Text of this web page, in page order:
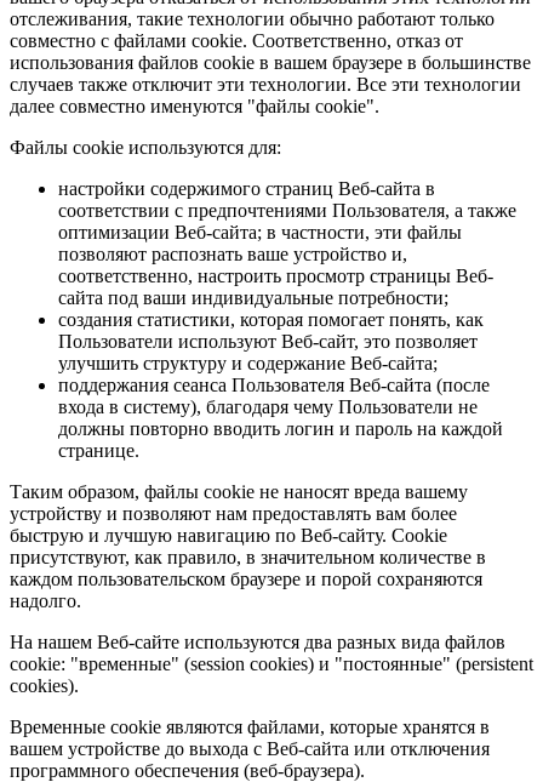
отслеживания, такие технологии обычно работают только
совместно с файлами cookie. Соответственно, отказ от
использования файлов cookie в вашем браузере в большинстве
случаев также отключит эти технологии. Все эти технологии
далее совместно именуются "файлы cookie".
Файлы cookie используются для:
настройки содержимого страниц Веб-сайта в
соответствии с предпочтениями Пользователя, а также
оптимизации Веб-сайта; в частности, эти файлы
позволяют распознать ваше устройство и,
соответственно, настроить просмотр страницы Веб-
сайта под ваши индивидуальные потребности;
создания статистики, которая помогает понять, как
Пользователи используют Веб-сайт, это позволяет
улучшить структуру и содержание Веб-сайта;
поддержания сеанса Пользователя Веб-сайта (после
входа в систему), благодаря чему Пользователи не
должны повторно вводить логин и пароль на каждой
странице.
Таким образом, файлы cookie не наносят вреда вашему
устройству и позволяют нам предоставлять вам более
быструю и лучшую навигацию по Веб-сайту. Cookie
присутствуют, как правило, в значительном количестве в
каждом пользовательском браузере и порой сохраняются
надолго.
На нашем Веб-сайте используются два разных вида файлов
cookie: "временные" (session cookies) и "постоянные" (persistent
cookies).
Временные cookie являются файлами, которые хранятся в
вашем устройстве до выхода с Веб-сайта или отключения
программного обеспечения (веб-браузера).